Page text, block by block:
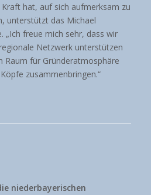
hat, auf sich aufmerksam zu
unterstützt das Michael
„Ich freue mich sehr, dass wir
Netzwerk unterstützen
Raum für Gründeratmosphäre
zusammenbringen.“
niederbayerischen